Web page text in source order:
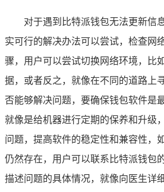
对于遇到比特派钱包无法更新信
实可行的解决办法可以尝试，检查网
骤，用户可以尝试切换网络环境，比
据，或者反之，就像在不同的道路上
否能够解决问题，要确保钱包软件是
就像是给机器进行定期的保养和升级
问题，提高软件的稳定性和兼容性，
仍然存在，用户可以联系比特派钱包
描述问题的具体情况，就像向医生详